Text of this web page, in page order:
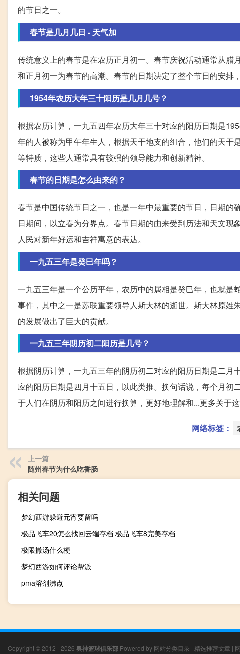
的节日之一。
春节是几月几日 - 天气加
传统意义上的春节是在农历正月初一。春节庆祝活动通常从
和正月初一为春节的高潮。春节的日期决定了整个节日的安排
1954年农历大年三十阳历是几月几号？
根据农历计算，一九五四年农历大年三十对应的阳历日期是
年的人被称为甲午年生人，根据天干地支的组合，他们的天
等特质，这些人通常具有较强的领导能力和创新精神。
春节的日期是怎么由来的？
春节是中国传统节日之一，也是一年中最重要的节日，日期
日期间，以立春为分界点。春节日期的由来受到历法和天文
人民对新年好运和吉祥寓意的表达。
一九五三年是癸巳年吗？
一九五三年是一个公历平年，农历中的属相是癸巳年，也就
事件，其中之一是苏联重要领导人斯大林的逝世。斯大林原
的发展做出了巨大的贡献。
一九五三年阴历初二阳历是几号？
根据阴历计算，一九五三年的阴历初二对应的阳历日期是二
应的阳历日期是四月十五日，以此类推。换句话说，每个月
于人们在阴历和阳历之间进行换算，更好地理解和...更多关于
网络标签：
上一篇
随州春节为什么吃香肠
相关问题
梦幻西游躲避元宵要留吗
极品飞车20怎么找回云端存档 极品飞车8完美存档
极限撒汤什么梗
梦幻西游如何评论帮派
pma溶剂沸点
Copyright © 2012 - 2026 奥神篮球俱乐部 Powered by 网站分类目录 | 精选推荐文章 |